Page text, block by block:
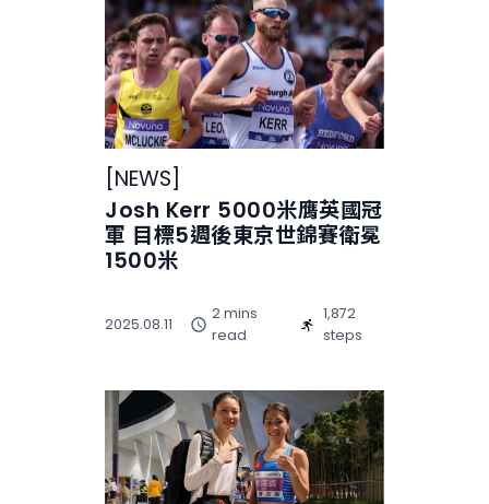
NEWS
Josh Kerr 5000米膺英國冠
軍 目標5週後東京世錦賽衛冕
1500米
2025.08.11
2 mins
read
1,872
steps